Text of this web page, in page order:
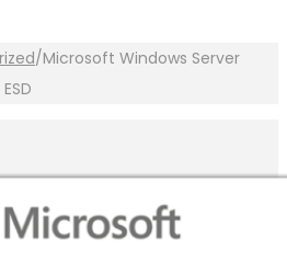
/Microsoft Windows Server